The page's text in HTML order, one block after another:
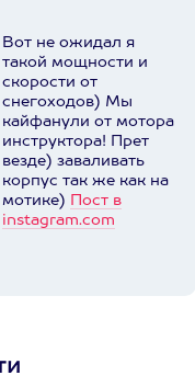
Вот не ожидал я
такой мощности и
скорости от
снегоходов) Мы
кайфанули от мотора
инструктора! Прет
везде) заваливать
корпус так же как на
мотике) Пост в
instagram.com